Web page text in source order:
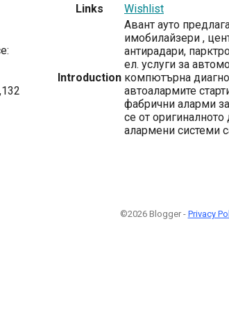
Links
Wishlist
Introduction
Авант ауто
имобилайзери ,
антирадари,
ел. услуги за
компютърна
автоалармите
фабрични аларми за
се от
алармени системи
©2026 Blogger - Privacy